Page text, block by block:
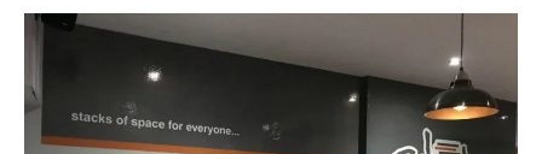
Murs
Tables
Inscriptibles